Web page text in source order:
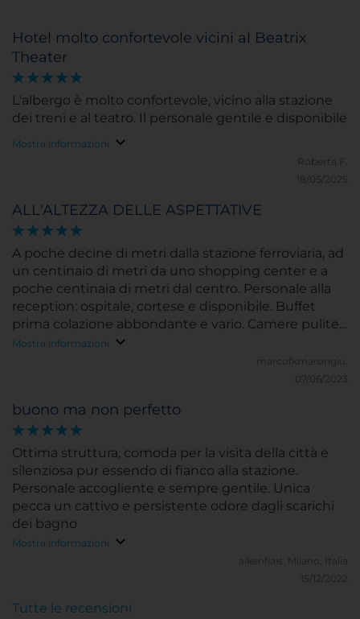
Hotel molto confortevole vicini al Beatrix
Theater
L'albergo è molto confortevole, vicino alla stazione
dei treni e al teatro. Il personale gentile e disponibile
Mostra informazioni
Roberta F.
18/05/2025
ALL'ALTEZZA DELLE ASPETTATIVE
A poche decine di metri dalla stazione ferroviaria, ad
un centinaio di metri da uno shopping center e a
poche centinaia di metri dal centro. Personale alla
reception: ospitale, cortese e disponibile. Buffet
prima colazione abbondante e vario. Camere pulite.
Unico neo: la doccia nella vasca.
Mostra informazioni
marcofkmarongiu.
07/06/2023
buono ma non perfetto
Ottima struttura, comoda per la visita della città e
silenziosa pur essendo di fianco alla stazione.
Personale accogliente e sempre gentile. Unica
pecca un cattivo e persistente odore dagli scarichi
dei bagno
Mostra informazioni
aikenflais.
Milano, Italia
15/12/2022
Tutte le recensioni